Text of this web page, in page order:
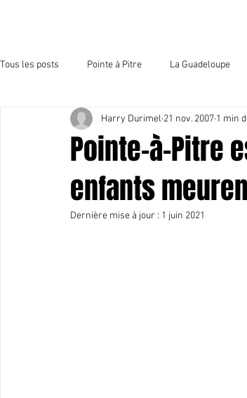
Tous les posts Pointe à Pitre La Guadeloupe
Sport et culture Organisation
Pointe-à-Pitre
enfants
Harry Durimel 21 nov. 2007 1 min
Dernière mise à jour : 1 juin 2021